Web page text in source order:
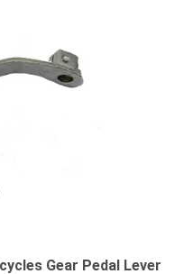
Gear Pedal Lever